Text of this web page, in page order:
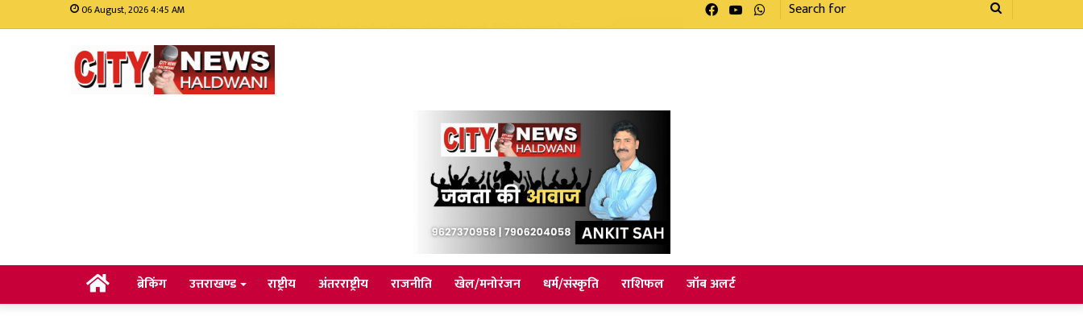
06 August, 2026 4:45 AM
Search
for
WhatsApp
YouTube
Facebook
Homeब्रेकिंग उत्तराखण्ड राष्ट्रीय अंतरराष्ट्रीय राजनीति खेल/मनोरंजन धर्म/संस्कृति राशिफल जॉब अलर्ट